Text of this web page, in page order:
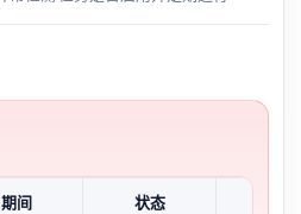
期间 状态